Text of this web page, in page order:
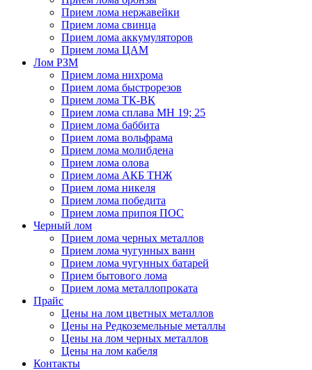
Прием лома нержавейки
Прием лома свинца
Прием лома аккумуляторов
Прием лома ЦАМ
Лом РЗМ
Прием лома нихрома
Прием лома быстрорезов
Прием лома ТК-ВК
Прием лома сплава МН 19; 25
Прием лома баббита
Прием лома вольфрама
Прием лома молибдена
Прием лома олова
Прием лома АКБ ТНЖ
Прием лома никеля
Прием лома победита
Прием лома припоя ПОС
Черный лом
Прием лома черных металлов
Прием лома чугунных ванн
Прием лома чугунных батарей
Прием бытового лома
Прием лома металлопроката
Прайс
Цены на лом цветных металлов
Цены на Редкоземельные металлы
Цены на лом черных металлов
Цены на лом кабеля
Контакты